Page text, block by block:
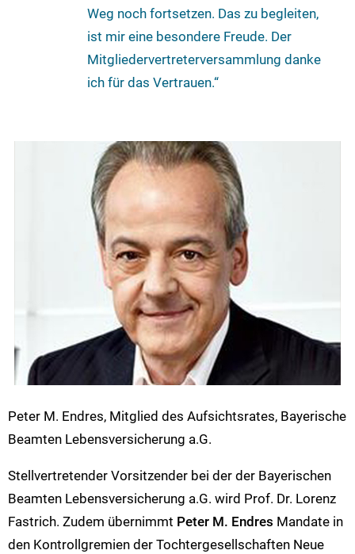
Weg noch fortsetzen. Das zu begleiten,
ist mir eine besondere Freude. Der
Mitgliedervertreterversammlung danke
ich für das Vertrauen.“
Peter M. Endres, Mitglied des Aufsichtsrates, Bayerische
Beamten Lebensversicherung a.G.
Stellvertretender Vorsitzender bei der der Bayerischen
Beamten Lebensversicherung a.G. wird Prof. Dr. Lorenz
Fastrich. Zudem übernimmt Peter M. Endres Mandate in
den Kontrollgremien der Tochtergesellschaften Neue